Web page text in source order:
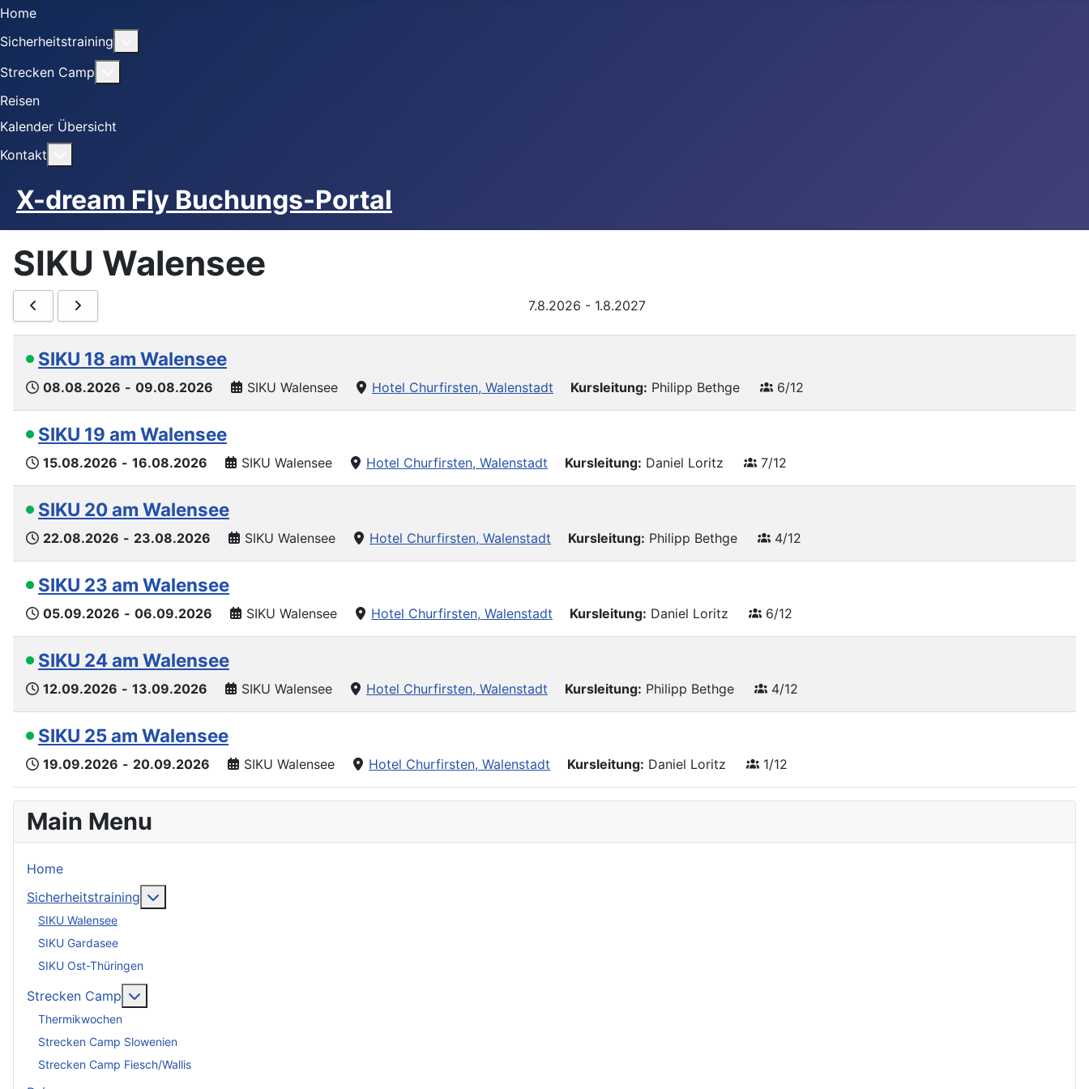
Home
Sicherheitstraining
Strecken Camp
Reisen
Kalender Übersicht
Kontakt
X-dream Fly Buchungs-Portal
SIKU Walensee
7.8.2026 - 1.8.2027
SIKU 18 am Walensee
08.08.2026 - 09.08.2026 SIKU Walensee Hotel Churfirsten, Walenstadt Kursleitung: Philipp Bethge 6/12
SIKU 19 am Walensee
15.08.2026 - 16.08.2026 SIKU Walensee Hotel Churfirsten, Walenstadt Kursleitung: Daniel Loritz 7/12
SIKU 20 am Walensee
22.08.2026 - 23.08.2026 SIKU Walensee Hotel Churfirsten, Walenstadt Kursleitung: Philipp Bethge 4/12
SIKU 23 am Walensee
05.09.2026 - 06.09.2026 SIKU Walensee Hotel Churfirsten, Walenstadt Kursleitung: Daniel Loritz 6/12
SIKU 24 am Walensee
12.09.2026 - 13.09.2026 SIKU Walensee Hotel Churfirsten, Walenstadt Kursleitung: Philipp Bethge 4/12
SIKU 25 am Walensee
19.09.2026 - 20.09.2026 SIKU Walensee Hotel Churfirsten, Walenstadt Kursleitung: Daniel Loritz 1/12
Main Menu
Home
Sicherheitstraining
SIKU Walensee
SIKU Gardasee
SIKU Ost-Thüringen
Strecken Camp
Thermikwochen
Strecken Camp Slowenien
Strecken Camp Fiesch/Wallis